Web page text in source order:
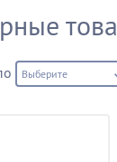
Выберите